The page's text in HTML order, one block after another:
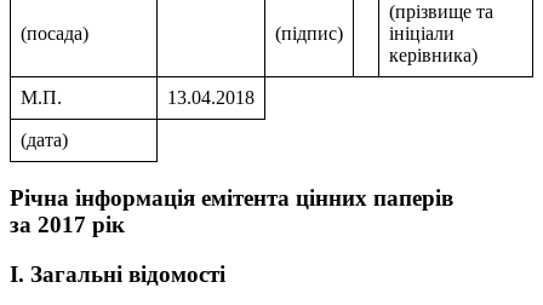
(посада) (підпис)
(прізвище та
ініціали
керівника)
М.П. 13.04.2018
(дата)
Річна інформація емітента цінних паперів
за 2017 рік
I. Загальні відомості